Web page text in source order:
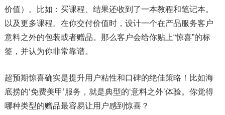
价值）。比如：买课程、结果还收到了一本教程和笔记本。
以及更多课程。在你交付价值时，设计一个在产品服务客户
意料之外的包装或者赠品。那么客户会给你贴上“惊喜”的标
签，并认为你非常靠谱。
超预期惊喜确实是提升用户粘性和口碑的绝佳策略！比如海
底捞的‘免费美甲’服务，就是典型的‘意料之外’体验。你觉得
哪种类型的赠品最容易让用户感到惊喜？